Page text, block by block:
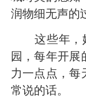
润物细无声的
这些年，她
园，每年开展
力一点点，每
常说的话。